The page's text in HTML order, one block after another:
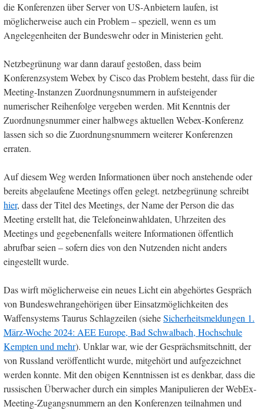
die Konferenzen über Server von US-Anbietern laufen, ist
möglicherweise auch ein Problem – speziell, wenn es um
Angelegenheiten der Bundeswehr oder in Ministerien geht.
Netzbegrünung war dann darauf gestoßen, dass beim
Konferenzsystem Webex by Cisco das Problem besteht, dass für die
Meeting-Instanzen Zuordnungsnummern in aufsteigender
numerischer Reihenfolge vergeben werden. Mit Kenntnis der
Zuordnungsnummer einer halbwegs aktuellen Webex-Konferenz
lassen sich so die Zuordnungsnummern weiterer Konferenzen
erraten.
Auf diesem Weg werden Informationen über noch anstehende oder
bereits abgelaufene Meetings offen gelegt. netzbegrünung schreibt
hier, dass der Titel des Meetings, der Name der Person die das
Meeting erstellt hat, die Telefoneinwahldaten, Uhrzeiten des
Meetings und gegebenenfalls weitere Informationen öffentlich
abrufbar seien – sofern dies von den Nutzenden nicht anders
eingestellt wurde.
Das wirft möglicherweise ein neues Licht ein abgehörtes Gespräch
von Bundeswehrangehörigen über Einsatzmöglichkeiten des
Waffensystems Taurus Schlagzeilen (sieheSicherheitsmeldungen 1.
März-Woche 2024: AEE Europe, Bad Schwalbach, Hochschule
Kempten und mehr). Unklar war, wie der Gesprächsmitschnitt, der
von Russland veröffentlicht wurde, mitgehört und aufgezeichnet
werden konnte. Mit den obigen Kenntnissen ist es denkbar, dass die
russischen Überwacher durch ein simples Manipulieren der WebEx-
Meeting-Zugangsnummern an den Konferenzen teilnahmen und